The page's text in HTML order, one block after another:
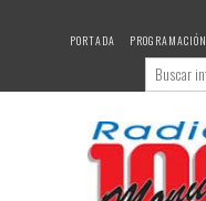
PORTADA
PROGRAMACIÓN